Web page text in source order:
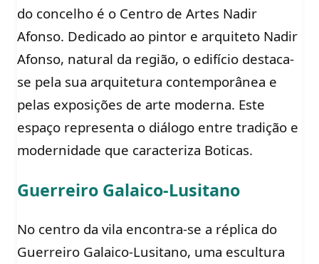
do concelho é o Centro de Artes Nadir
Afonso. Dedicado ao pintor e arquiteto Nadir
Afonso, natural da região, o edifício destaca-
se pela sua arquitetura contemporânea e
pelas exposições de arte moderna. Este
espaço representa o diálogo entre tradição e
modernidade que caracteriza Boticas.
Guerreiro Galaico-Lusitano
No centro da vila encontra-se a réplica do
Guerreiro Galaico-Lusitano, uma escultura